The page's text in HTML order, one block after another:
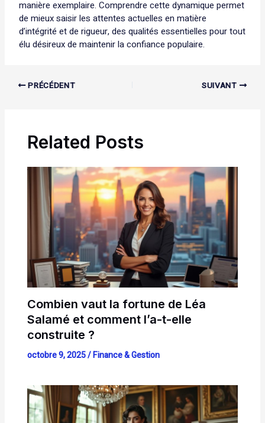
manière exemplaire. Comprendre cette dynamique permet
de mieux saisir les attentes actuelles en matière
d’intégrité et de rigueur, des qualités essentielles pour tout
élu désireux de maintenir la confiance populaire.
PRÉCÉDENT SUIVANT
Related Posts
Combien vaut la fortune de Léa
Salamé et comment l’a-t-elle
construite ?
octobre 9, 2025/Finance & Gestion